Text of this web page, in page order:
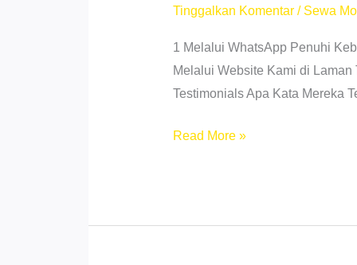
Tinggalkan Komentar / Sewa
1 Melalui WhatsApp Penuhi
Melalui Website Kami di
Testimonials Apa Kata Mereka
Sewa
Medan
Read More »